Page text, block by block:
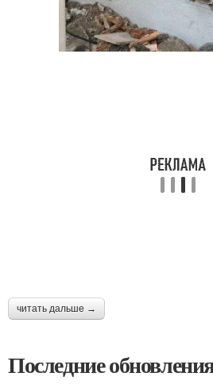
читать дальше →
Последние